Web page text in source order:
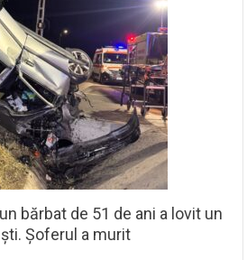
bărbat de 51 de ani a lovit un
Șoferul a murit